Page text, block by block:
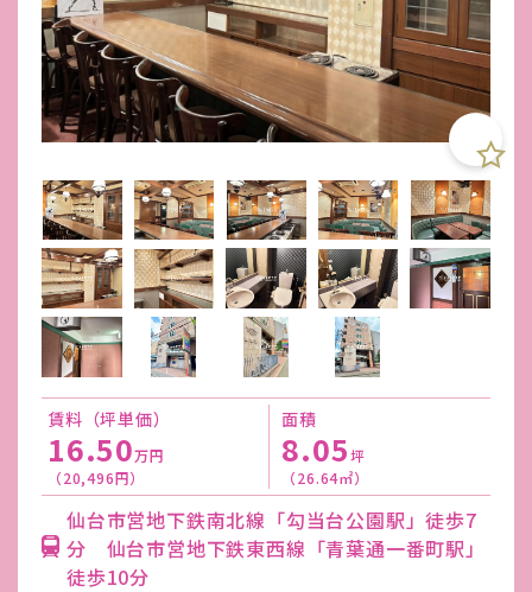
賃料（坪単価）
16.50万円
（20,496円）
面積
8.05坪
（26.64㎡）
仙台市営地下鉄南北線「勾当台公園駅」徒歩7
分 仙台市営地下鉄東西線「青葉通一番町駅」
徒歩10分